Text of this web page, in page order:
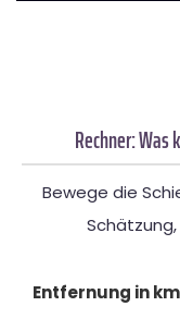
Rechner: Was
Bewege die
Entfernung in